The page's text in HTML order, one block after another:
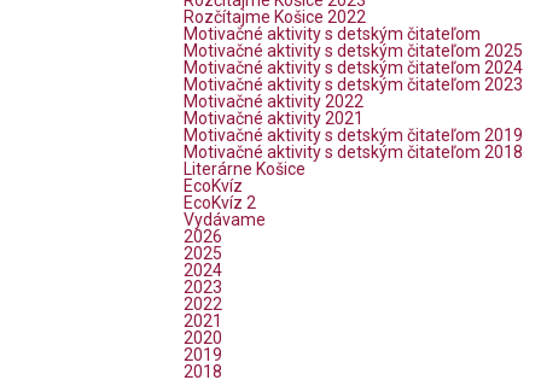
Rozčítajme Košice 2022
Motivačné aktivity s detským čitateľom
Motivačné aktivity s detským čitateľom 2025
Motivačné aktivity s detským čitateľom 2024
Motivačné aktivity s detským čitateľom 2023
Motivačné aktivity 2022
Motivačné aktivity 2021
Motivačné aktivity s detským čitateľom 2019
Motivačné aktivity s detským čitateľom 2018
Literárne Košice
EcoKvíz
EcoKvíz 2
Vydávame
2026
2025
2024
2023
2022
2021
2020
2019
2018